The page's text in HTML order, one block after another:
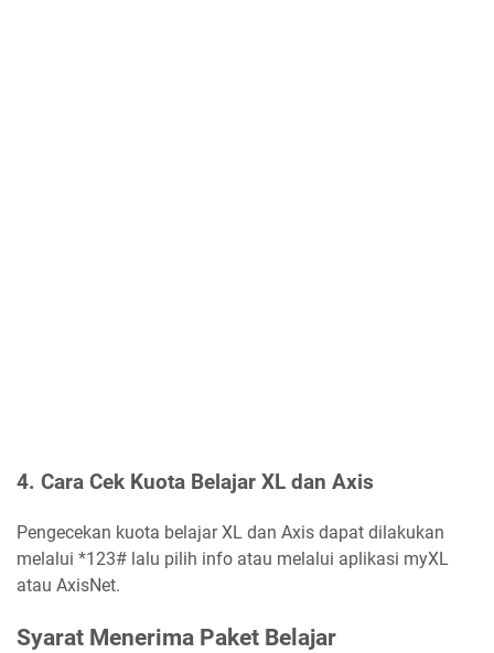
4. Cara Cek Kuota Belajar XL dan Axis
Pengecekan kuota belajar XL dan Axis dapat dilakukan
melalui *123# lalu pilih info atau melalui aplikasi myXL
atau AxisNet.
Syarat Menerima Paket Belajar